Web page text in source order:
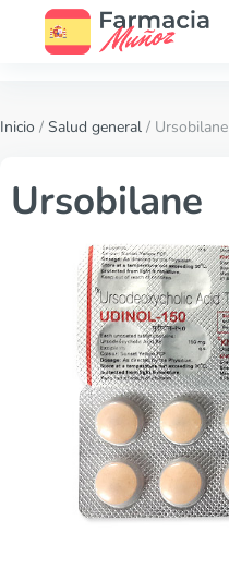
Inicio / Salud general / Ursobilane
Ursobilane